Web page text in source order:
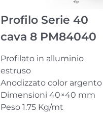
Profilo Serie 40
cava 8 PM84040
Profilato in alluminio
estruso
Anodizzato color argento
Dimensioni 40×40 mm
Peso 1.75 Kg/mt